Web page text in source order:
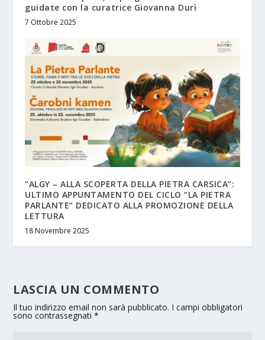
guidate con la curatrice Giovanna Durì
7 Ottobre 2025
“ALGY – ALLA SCOPERTA DELLA PIETRA CARSICA”:
ULTIMO APPUNTAMENTO DEL CICLO “LA PIETRA
PARLANTE” DEDICATO ALLA PROMOZIONE DELLA
LETTURA
18 Novembre 2025
LASCIA UN COMMENTO
Il tuo indirizzo email non sarà pubblicato. I campi obbligatori
sono contrassegnati*